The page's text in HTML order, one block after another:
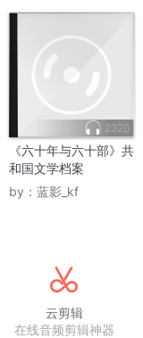
2320
《六十年与六十部》共
和国文学档案
by： 蓝影_kf
云剪辑
在线音频剪辑神器